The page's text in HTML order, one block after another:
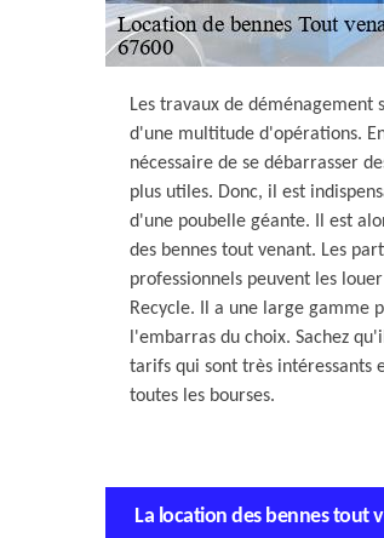
Les travaux de déménagement
d'une multitude d'opérations.
nécessaire de se débarrasser
plus utiles. Donc, il est
d'une poubelle géante. Il est
des bennes tout venant. Les
professionnels peuvent les
Recycle. Il a une large gamme
l'embarras du choix. Sachez
tarifs qui sont très intéressants
toutes les bourses.
La location des bennes tout